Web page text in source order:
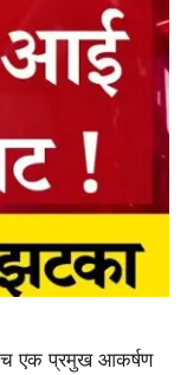
एक प्रमुख आकर्षण